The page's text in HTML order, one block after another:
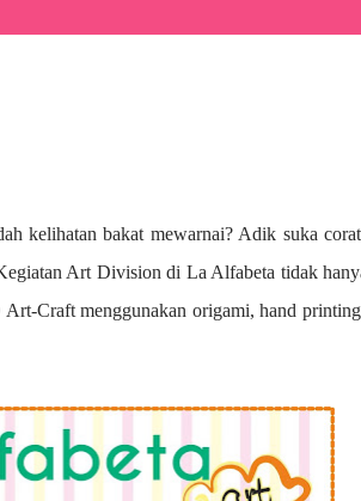
kelihatan bakat mewarnai? Adik suka
Art Division di La Alfabeta tidak
Craft menggunakan origami, hand